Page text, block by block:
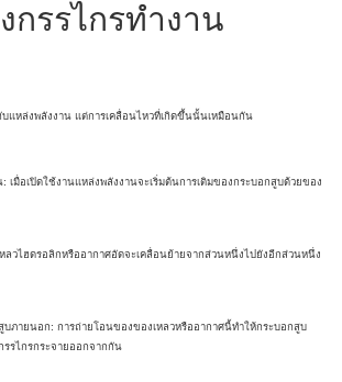
กรรไกรทำงาน
แหล่งพลังงาน แต่การเคลื่อนไหวที่เกิดขึ้นนั้นเหมือนกัน
เมื่อเปิดใช้งานแหล่งพลังงานจะเริ่มต้นการเติมของกระบอกสูบด้วยของ
ลวไฮดรอลิกหรืออากาศอัดจะเคลื่อนย้ายจากส่วนหนึ่งไปยังอีกส่วนหนึ่ง
บภายนอก: การถ่ายโอนของของเหลวหรืออากาศนี้ทำให้กระบอกสูบ
รไกรกระจายออกจากกัน